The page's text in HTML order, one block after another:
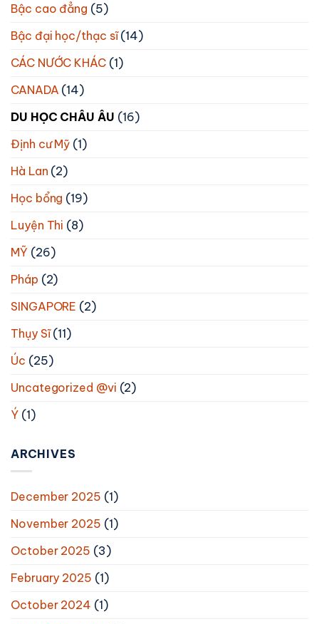
Bậc cao đẳng (5)
Bậc đại học/thạc sĩ(14)
CÁC NƯỚC KHÁC(1)
CANADA (14)
DU HỌC CHÂU ÂU (16)
Định cư Mỹ (1)
Hà Lan (2)
Học bổng (19)
Luyện Thi (8)
MỸ (26)
Pháp (2)
SINGAPORE (2)
Thụy Sĩ(11)
Úc (25)
Uncategorized @vi (2)
Ý(1)
ARCHIVES
December 2025 (1)
November 2025 (1)
October 2025 (3)
February 2025 (1)
October 2024 (1)